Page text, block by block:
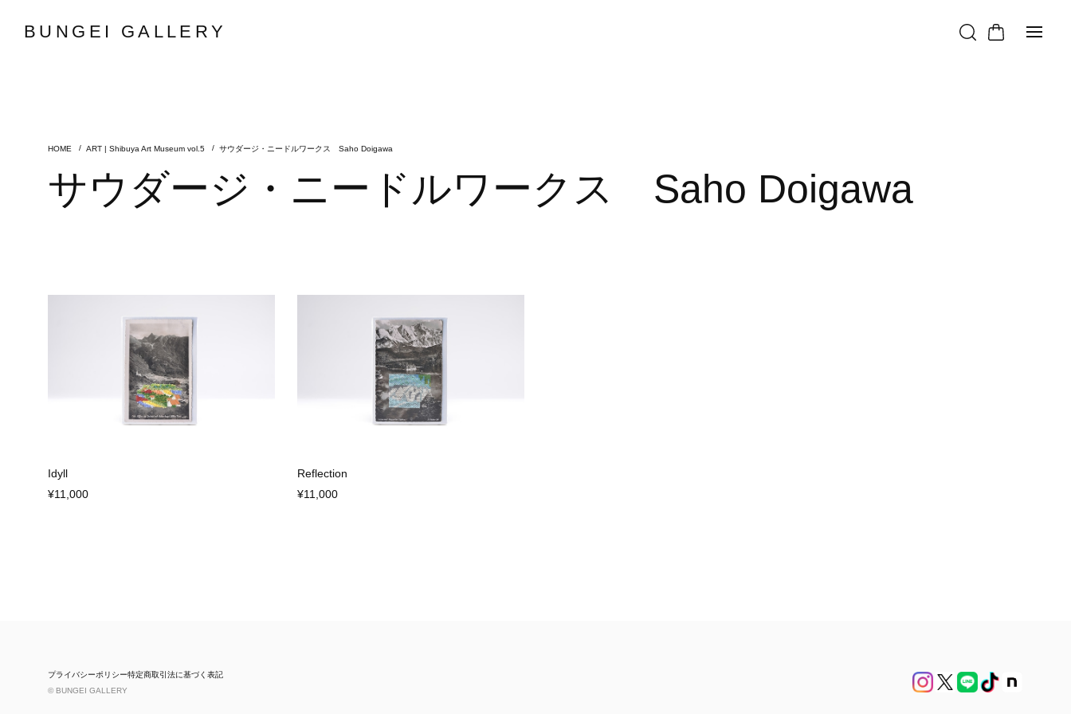
BUNGEI GALLERY
ART | Shibuya Art Museum vol.5 サウダージ・ニードルワークス Saho Doigawa
サウダージ・ニードルワークス Saho Doigawa
Idyll
¥11,000
Reflection
¥11,000
プライバシーポリシー特定商取引法に基づく表記
© BUNGEI GALLERY